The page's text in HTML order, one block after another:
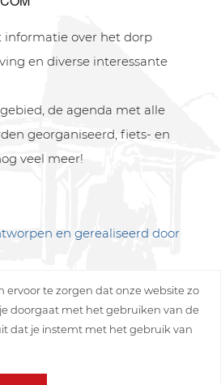
informatie over het dorp
en diverse interessante
de agenda met alle
georganiseerd, fiets- en
veel meer!
en gerealiseerd door
ervoor te zorgen dat onze website zo
doorgaat met het gebruiken van de
dat je instemt met het gebruik van